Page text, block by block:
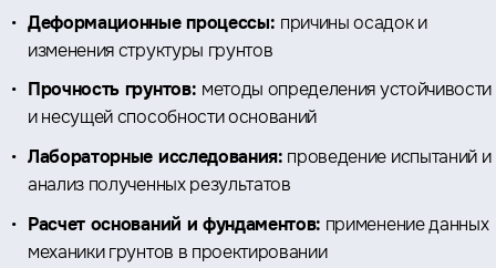
Деформационные процессы: причины осадок и
изменения структуры грунтов
Прочность грунтов: методы определения устойчивости
и несущей способности оснований
Лабораторные исследования: проведение испытаний и
анализ полученных результатов
Расчет оснований и фундаментов: применение данных
механики грунтов в проектировании